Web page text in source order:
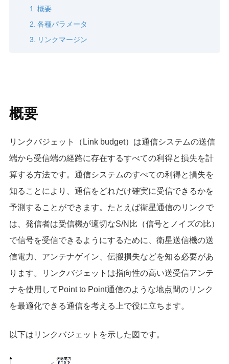
概要
各種パラメータ
リンクマージン
概要
リンクバジェット（Link budget）は通信システムの送信
端から受信端の経路に存在するすべての利得と損失を計
算する方法です。通信システムのすべての利得と損失を
知ることにより、通信をどれだけ確実に受信できるかを
予測することができます。たとえば衛星通信のリンクで
は、発信者は受信機が適切なS/N比（信号とノイズの比）
で信号を受信できるようにするために、衛星送信機の送
信電力、アンテナゲイン、伝搬損失などを知る必要があ
ります。リンクバジェットは指向性の高い送受信アンテ
ナを使用してPoint to Point通信のような地点間のリンク
を最適化できる通信を考える上で役に立ちます。
以下はリンクバジェットを示した図です。